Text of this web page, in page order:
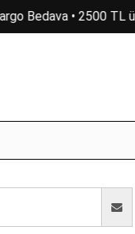
Bedava • 2500